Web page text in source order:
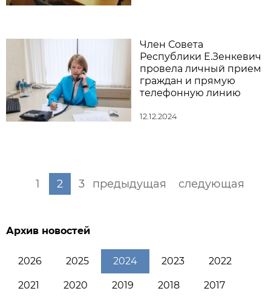
Член Совета
Республики Е.Зенкевич
провела личный прием
граждан и прямую
телефонную линию
12.12.2024
предыдущая
1 2 3 следующая
Архив новостей
2026 2025 2024 2023 2022
2021 2020 2019 2018 2017